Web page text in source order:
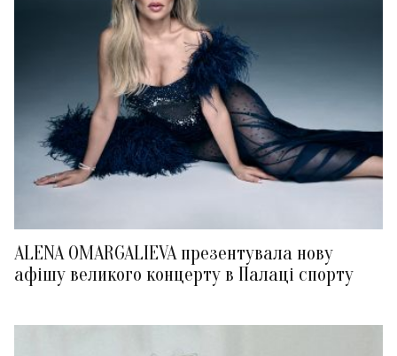
ALENA OMARGALIEVA презентувала нову
афішу великого концерту в Палаці спорту